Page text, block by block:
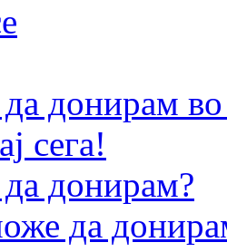
да донирам
сега!
донирам?
да